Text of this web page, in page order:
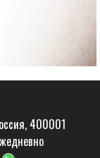
400001